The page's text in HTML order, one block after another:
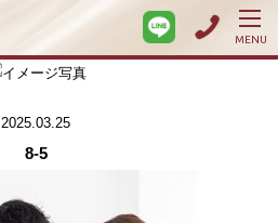
MENU
2025.03.25
8-5